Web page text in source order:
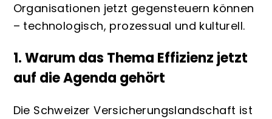
Organisationen jetzt gegensteuern können
– technologisch, prozessual und kulturell.
1. Warum das Thema Effizienz jetzt
auf die Agenda gehört
Die Schweizer Versicherungslandschaft ist